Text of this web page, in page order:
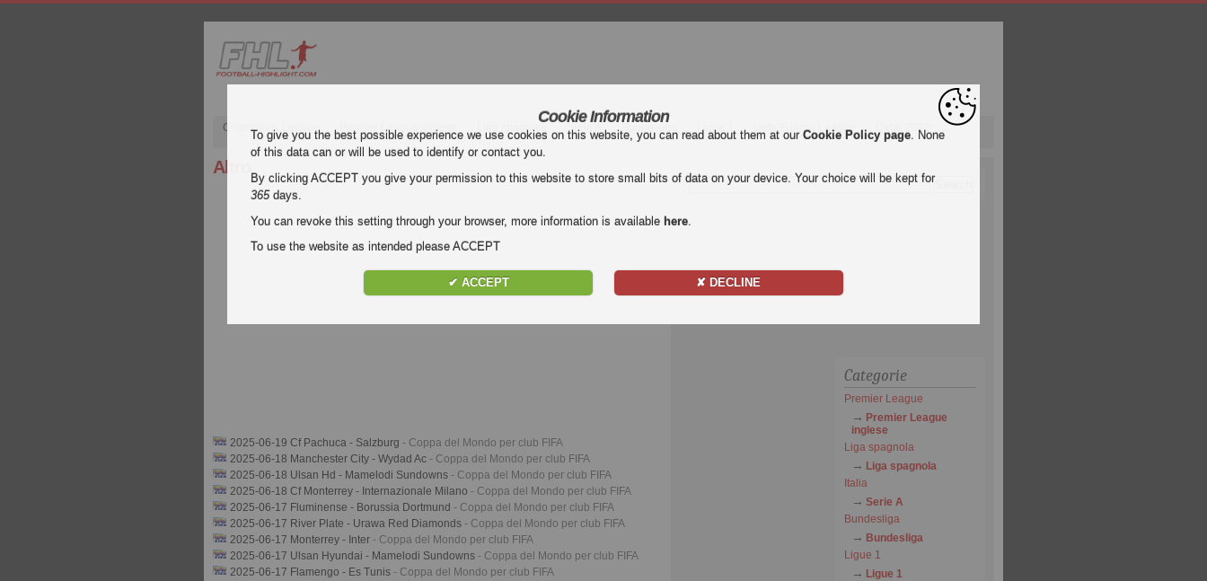
Champions League Premier League inglese Liga spagnola Serie A Ligue 1 Uefa Europa League Qatar 2022
Altro
2025-06-19 Cf Pachuca - Salzburg - Coppa del Mondo per club FIFA
2025-06-18 Manchester City - Wydad Ac - Coppa del Mondo per club FIFA
2025-06-18 Ulsan Hd - Mamelodi Sundowns - Coppa del Mondo per club FIFA
2025-06-18 Cf Monterrey - Internazionale Milano - Coppa del Mondo per club FIFA
2025-06-17 Fluminense - Borussia Dortmund - Coppa del Mondo per club FIFA
2025-06-17 River Plate - Urawa Red Diamonds - Coppa del Mondo per club FIFA
2025-06-17 Monterrey - Inter - Coppa del Mondo per club FIFA
2025-06-17 Ulsan Hyundai - Mamelodi Sundowns - Coppa del Mondo per club FIFA
2025-06-17 Flamengo - Es Tunis - Coppa del Mondo per club FIFA
Categorie
Premier League
Premier League
inglese
Liga spagnola
Liga spagnola
Italia
Serie A
Bundesliga
Bundesliga
Ligue 1
Ligue 1
Cookie Information
To give you the best possible experience we use cookies on this website, you can read about them at our Cookie Policy page. None
of this data can or will be used to identify or contact you.
By clicking ACCEPT you give your permission to this website to store small bits of data on your device. Your choice will be kept for
365days.
You can revoke this setting through your browser, more information is available here.
To use the website as intended please ACCEPT
✔ ACCEPT ✘ DECLINE